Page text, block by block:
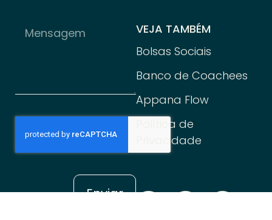
Enviar
VEJA TAMBÉM
Bolsas Sociais
Banco de Coachees
Appana Flow
Política de
Privacidade